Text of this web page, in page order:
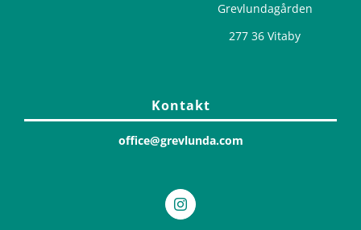
Grevlundagården
277 36 Vitaby
Kontakt
office@grevlunda.com